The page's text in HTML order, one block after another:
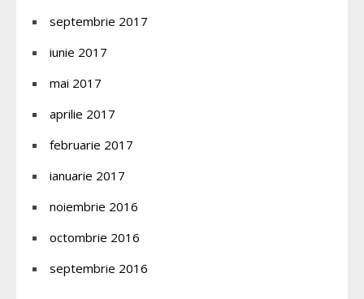
septembrie 2017
iunie 2017
mai 2017
aprilie 2017
februarie 2017
ianuarie 2017
noiembrie 2016
octombrie 2016
septembrie 2016